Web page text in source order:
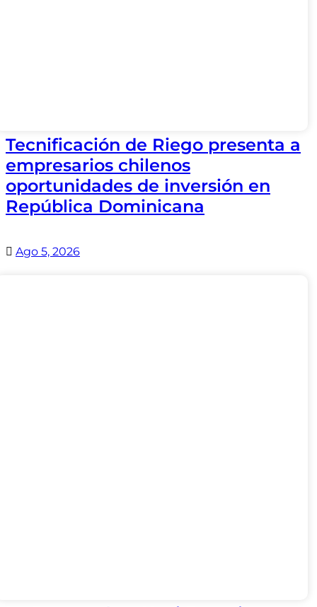
Tecnificación de Riego presenta a
empresarios chilenos
oportunidades de inversión en
República Dominicana
Ago 5, 2026